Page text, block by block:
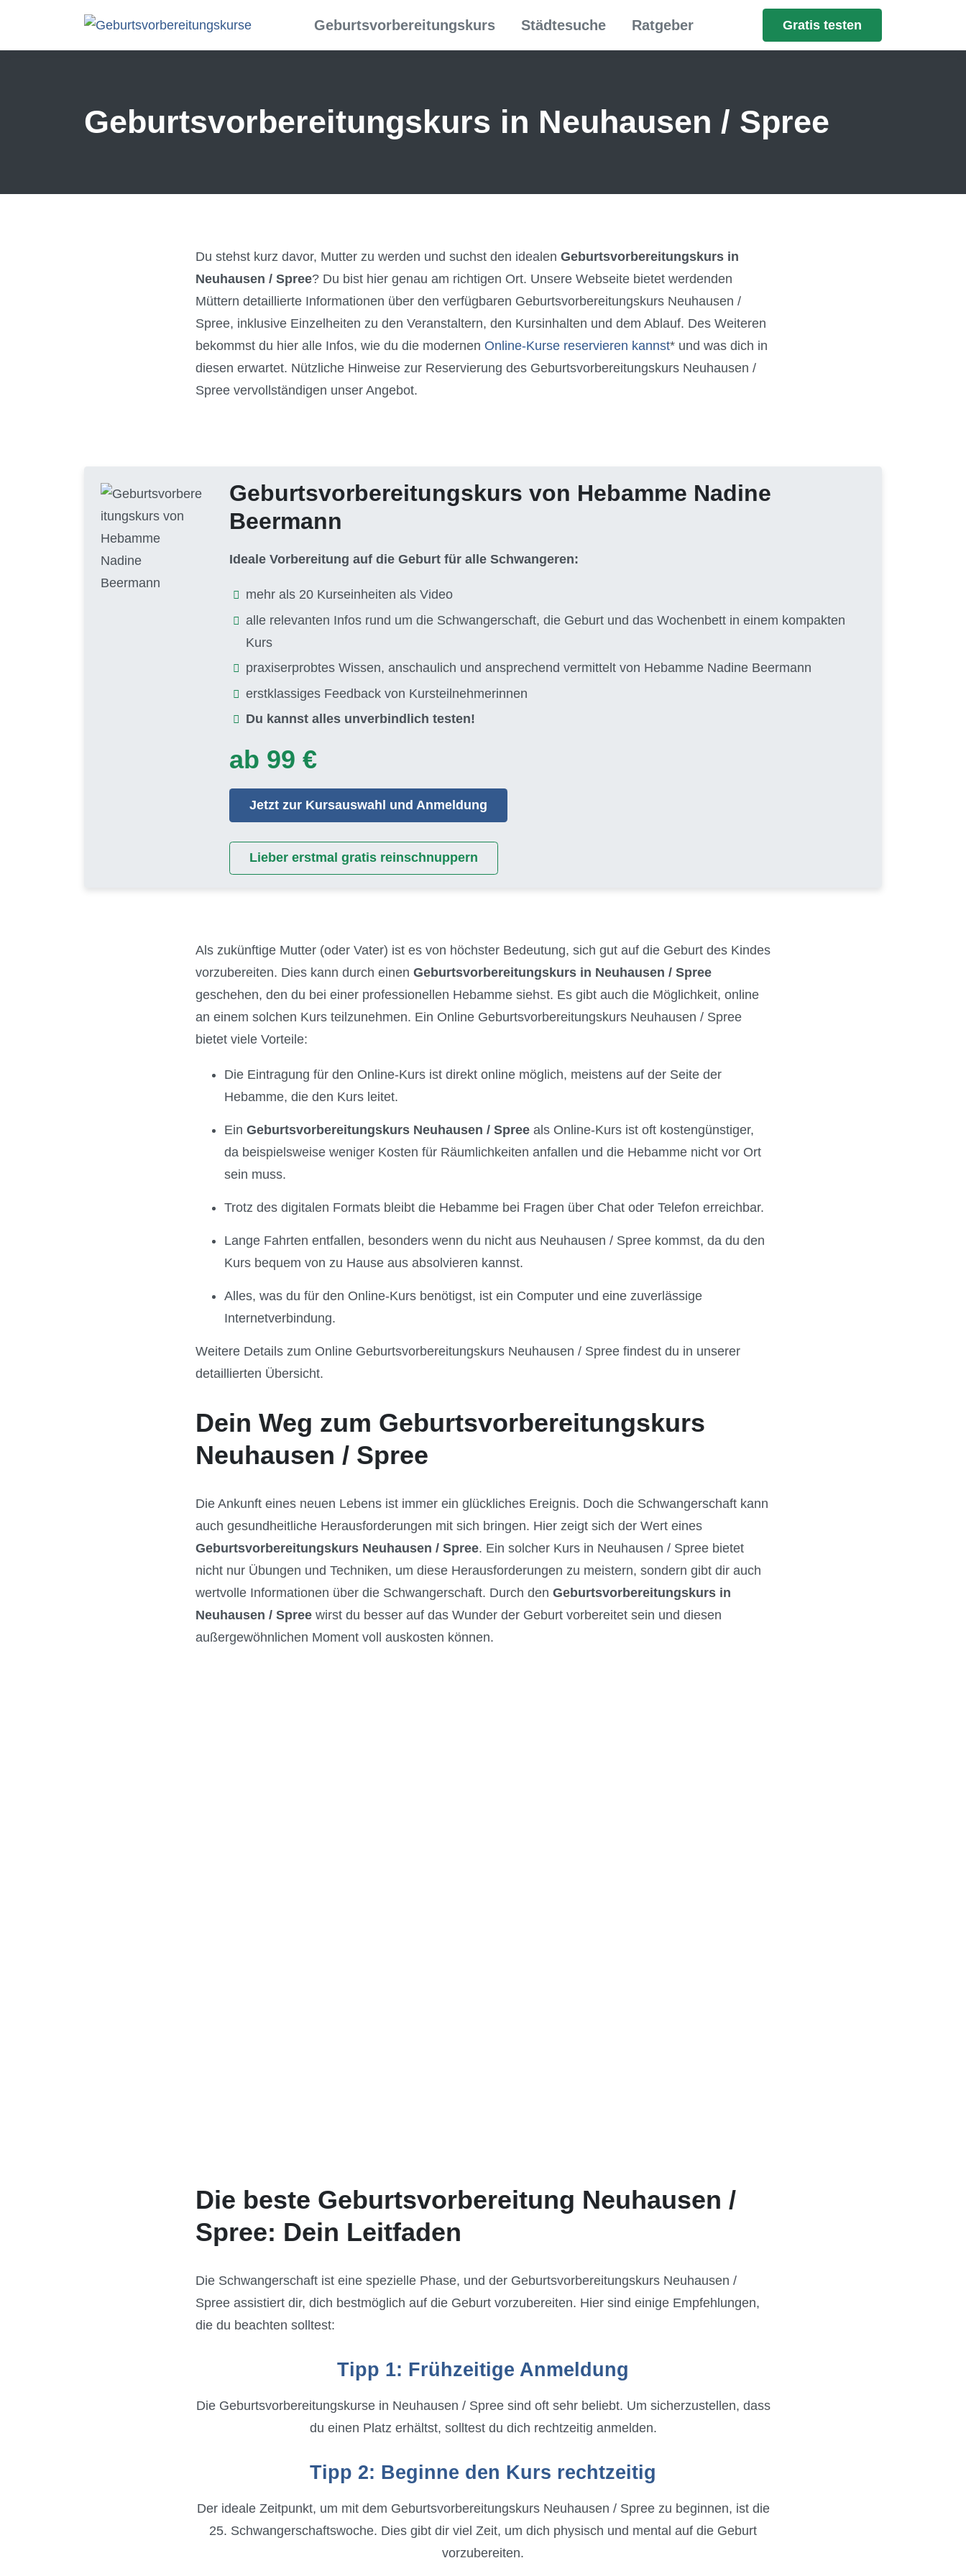
Geburtsvorbereitungskurs Städtesuche Ratgeber Gratis testen
Geburtsvorbereitungs­kurs in Neuhausen / Spree
Du stehst kurz davor, Mutter zu werden und suchst den idealen Geburtsvorbereitungskurs in
Neuhausen / Spree? Du bist hier genau am richtigen Ort. Unsere Webseite bietet werdenden
Müttern detaillierte Informationen über den verfügbaren Geburtsvorbereitungskurs Neuhausen /
Spree, inklusive Einzelheiten zu den Veranstaltern, den Kursinhalten und dem Ablauf. Des Weiteren
bekommst du hier alle Infos, wie du die modernen Online-Kurse reservieren kannst* und was dich in
diesen erwartet. Nützliche Hinweise zur Reservierung des Geburtsvorbereitungskurs Neuhausen /
Spree vervollständigen unser Angebot.
Geburtsvorbereitungskurs von Hebamme Nadine
Beermann
Ideale Vorbereitung auf die Geburt für alle Schwangeren:
mehr als 20 Kurseinheiten als Video
alle relevanten Infos rund um die Schwangerschaft, die Geburt und das Wochenbett in einem kompakten
Kurs
praxiserprobtes Wissen, anschaulich und ansprechend vermittelt von Hebamme Nadine Beermann
erstklassiges Feedback von Kursteilnehmerinnen
Du kannst alles unverbindlich testen!
ab 99 €
Jetzt zur Kursauswahl und Anmeldung
Lieber erstmal gratis reinschnuppern
Als zukünftige Mutter (oder Vater) ist es von höchster Bedeutung, sich gut auf die Geburt des Kindes
vorzubereiten. Dies kann durch einen Geburtsvorbereitungskurs in Neuhausen / Spree
geschehen, den du bei einer professionellen Hebamme siehst. Es gibt auch die Möglichkeit, online
an einem solchen Kurs teilzunehmen. Ein Online Geburtsvorbereitungskurs Neuhausen / Spree
bietet viele Vorteile:
Die Eintragung für den Online-Kurs ist direkt online möglich, meistens auf der Seite der
Hebamme, die den Kurs leitet.
Ein Geburtsvorbereitungskurs Neuhausen / Spree als Online-Kurs ist oft kostengünstiger,
da beispielsweise weniger Kosten für Räumlichkeiten anfallen und die Hebamme nicht vor Ort
sein muss.
Trotz des digitalen Formats bleibt die Hebamme bei Fragen über Chat oder Telefon erreichbar.
Lange Fahrten entfallen, besonders wenn du nicht aus Neuhausen / Spree kommst, da du den
Kurs bequem von zu Hause aus absolvieren kannst.
Alles, was du für den Online-Kurs benötigst, ist ein Computer und eine zuverlässige
Internetverbindung.
Weitere Details zum Online Geburtsvorbereitungskurs Neuhausen / Spree findest du in unserer
detaillierten Übersicht.
Dein Weg zum Geburtsvorbereitungskurs
Neuhausen / Spree
Die Ankunft eines neuen Lebens ist immer ein glückliches Ereignis. Doch die Schwangerschaft kann
auch gesundheitliche Herausforderungen mit sich bringen. Hier zeigt sich der Wert eines
Geburtsvorbereitungskurs Neuhausen / Spree. Ein solcher Kurs in Neuhausen / Spree bietet
nicht nur Übungen und Techniken, um diese Herausforderungen zu meistern, sondern gibt dir auch
wertvolle Informationen über die Schwangerschaft. Durch den Geburtsvorbereitungskurs in
Neuhausen / Spree wirst du besser auf das Wunder der Geburt vorbereitet sein und diesen
außergewöhnlichen Moment voll auskosten können.
Die beste Geburtsvorbereitung Neuhausen /
Spree: Dein Leitfaden
Die Schwangerschaft ist eine spezielle Phase, und der Geburtsvorbereitungskurs Neuhausen /
Spree assistiert dir, dich bestmöglich auf die Geburt vorzubereiten. Hier sind einige Empfehlungen,
die du beachten solltest:
Tipp 1: Frühzeitige Anmeldung
Die Geburtsvorbereitungskurse in Neuhausen / Spree sind oft sehr beliebt. Um sicherzustellen, dass
du einen Platz erhältst, solltest du dich rechtzeitig anmelden.
Tipp 2: Beginne den Kurs rechtzeitig
Der ideale Zeitpunkt, um mit dem Geburtsvorbereitungskurs Neuhausen / Spree zu beginnen, ist die
25. Schwangerschaftswoche. Dies gibt dir viel Zeit, um dich physisch und mental auf die Geburt
vorzubereiten.